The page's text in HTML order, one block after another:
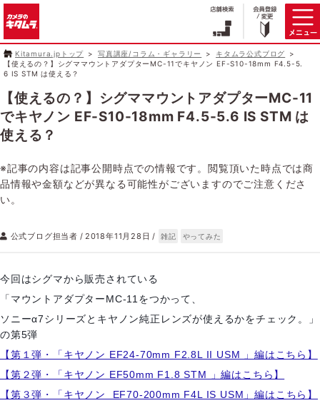
Kitamura.jpトップ 写真講座/コラム・ギャラリー
キタムラ公式ブログ
【使えるの？】シグママウントアダプターMC-11でキヤノン EF-S10-18mm F4.5-5.
6 IS STM は使える？
【使えるの？】シグママウントアダプターMC-11
でキヤノン EF-S10-18mm F4.5-5.6 IS STM は
使える？
※記事の内容は記事公開時点での情報です。閲覧頂いた時点では商
品情報や金額などが異なる可能性がございますのでご注意くださ
い。
公式ブログ担当者 2018年11月28日 雑記 やってみた
今回はシグマから販売されている
「マウントアダプターMC-11をつかって、
ソニーα7シリーズとキヤノン純正レンズが使えるかをチェック。」
の第5弾
【第１弾・「キヤノン EF24-70mm F2.8L II USM 」編はこちら】
【第２弾・「キヤノン EF50mm F1.8 STM 」編はこちら】
【第３弾・「キヤノン EF70-200mm F4L IS USM」編はこちら】